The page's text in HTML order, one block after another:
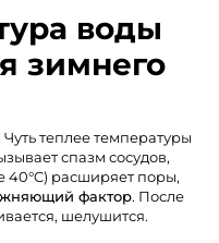
воды
зимнего
теплее температуры
спазм сосудов,
40°C) расширяет поры,
фактор. После
шелушится.